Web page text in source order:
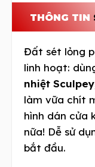
THÔNG TIN
Đất sét lỏng
linh hoạt:
nhiệt Sculpey
làm vữa chít
hình dán cửa
nữa! Dễ sử
bắt đầu.